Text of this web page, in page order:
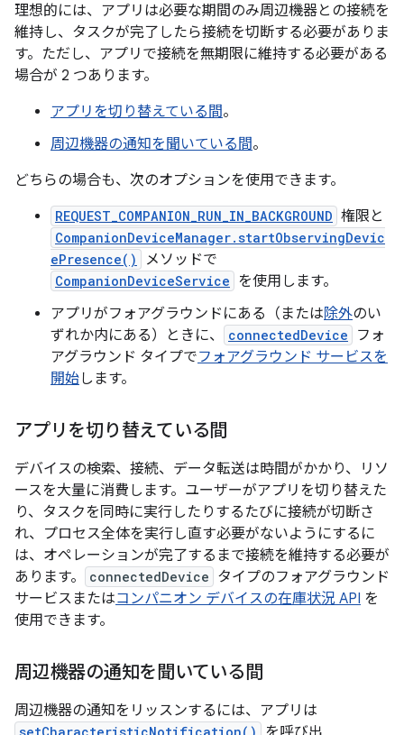
理想的には、アプリは必要な期間のみ周辺機器との接続を
維持し、タスクが完了したら接続を切断する必要がありま
す。ただし、アプリで接続を無期限に維持する必要がある
場合が 2 つあります。
アプリを切り替えている間。
周辺機器の通知を聞いている間。
どちらの場合も、次のオプションを使用できます。
REQUEST_COMPANION_RUN_IN_BACKGROUND 権限と
CompanionDeviceManager.startObservingDevic
ePresence()
メソッドで
CompanionDeviceService を使用します。
アプリがフォアグラウンドにある（または除外のい
ずれか内にある）ときに、
connectedDevice
フォ
アグラウンド タイプでフォアグラウンド サービスを
開始します。
アプリを切り替えている間
デバイスの検索、接続、データ転送は時間がかかり、リソ
ースを大量に消費します。ユーザーがアプリを切り替えた
り、タスクを同時に実行したりするたびに接続が切断さ
れ、プロセス全体を実行し直す必要がないようにするに
は、オペレーションが完了するまで接続を維持する必要が
あります。
connectedDevice タイプのフォアグラウンド
サービスまたはコンパニオン デバイスの在庫状況 API を
使用できます。
周辺機器の通知を聞いている間
周辺機器の通知をリッスンするには、アプリは
setCharacteristicNotification()